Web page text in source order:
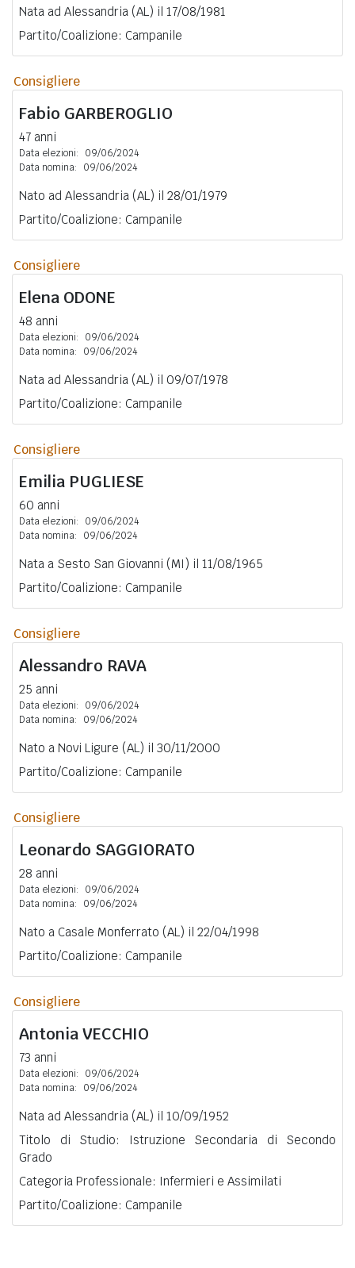
Nata ad Alessandria (AL) il 17/08/1981
Partito/Coalizione: Campanile
Consigliere
Fabio GARBEROGLIO
47 anni
Data elezioni:
09/06/2024
Data nomina:
09/06/2024
Nato ad Alessandria (AL) il 28/01/1979
Partito/Coalizione: Campanile
Consigliere
Elena ODONE
48 anni
Data elezioni:
09/06/2024
Data nomina:
09/06/2024
Nata ad Alessandria (AL) il 09/07/1978
Partito/Coalizione: Campanile
Consigliere
Emilia PUGLIESE
60 anni
Data elezioni:
09/06/2024
Data nomina:
09/06/2024
Nata a Sesto San Giovanni (MI) il 11/08/1965
Partito/Coalizione: Campanile
Consigliere
Alessandro RAVA
25 anni
Data elezioni:
09/06/2024
Data nomina:
09/06/2024
Nato a Novi Ligure (AL) il 30/11/2000
Partito/Coalizione: Campanile
Consigliere
Leonardo SAGGIORATO
28 anni
Data elezioni:
09/06/2024
Data nomina:
09/06/2024
Nato a Casale Monferrato (AL) il 22/04/1998
Partito/Coalizione: Campanile
Consigliere
AntoniaVECCHIO
73 anni
Data elezioni:
09/06/2024
Data nomina:
09/06/2024
Nata ad Alessandria (AL) il 10/09/1952
Titolo di Studio: Istruzione Secondaria di Secondo
Grado
Categoria Professionale: Infermieri e Assimilati
Partito/Coalizione: Campanile